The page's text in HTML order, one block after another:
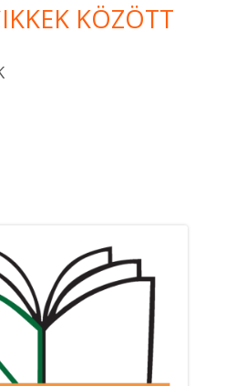
KÖZÖTT